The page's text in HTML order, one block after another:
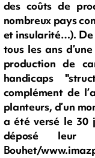
des coûts de
nombreux pays
et insularité…).
tous les ans
production de
handicaps
complément de
planteurs, d’un
a été versé le 30
déposé leur
Bouhet/